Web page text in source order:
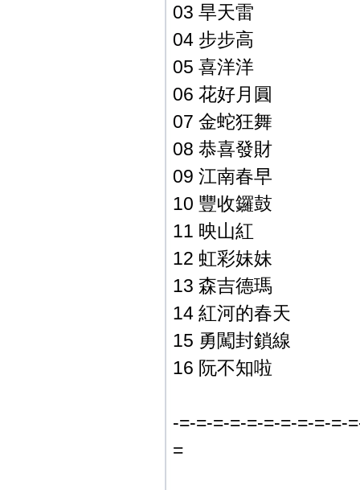
03 旱天雷
04 步步高
05 喜洋洋
06 花好月圓
07 金蛇狂舞
08 恭喜發財
09 江南春早
10 豐收鑼鼓
11 映山紅
12 虹彩妹妹
13 森吉德瑪
14 紅河的春天
15 勇闖封鎖線
16 阮不知啦
-=-=-=-=-=-=-=-=-=-=-
=